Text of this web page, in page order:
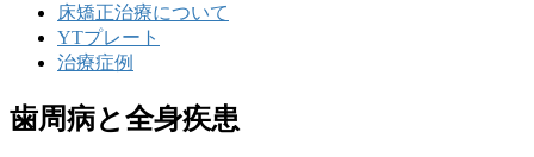
床矯正治療について
YTプレート
治療症例
歯周病と全身疾患